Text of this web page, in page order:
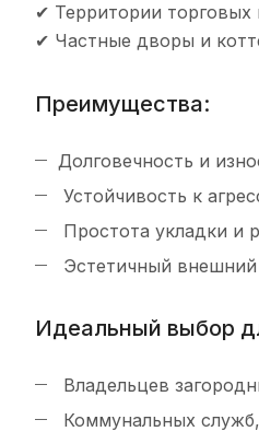
✔ Территории
✔ Частные дворы и
Преимущества:
Долговечность и
Устойчивость к
Простота укладки и
Эстетичный
Идеальный выбор
Владельцев
Коммунальных